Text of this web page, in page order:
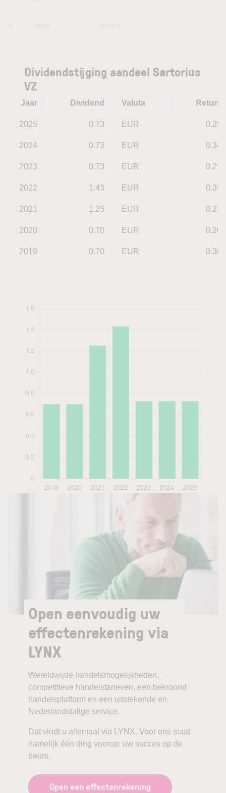
Dividendstijging aandeel Sartorius
VZ
Jaar Dividend Valuta Return
2025 0.73 EUR 0.29
2024 0.73 EUR 0.34
2023 0.73 EUR 0.22
2022 1.43 EUR 0.39
2021 1.25 EUR 0.21
2020 0.70 EUR 0.20
2019 0.70 EUR 0.36
Open eenvoudig uw
effectenrekening via
LYNX
Wereldwijde handelsmogelijkheden,
competitieve handelstarieven, een bekroond
handelsplatform en een uitstekende en
Nederlandstalige service.
Dat vindt u allemaal via LYNX. Voor ons staat
namelijk één ding voorop: uw succes op de
beurs.
Open een effectenrekening